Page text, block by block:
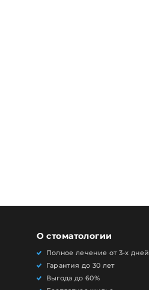
О стоматологии
Полное лечение от 3-х дней
Гарантия до 30 лет
Выгода до 60%